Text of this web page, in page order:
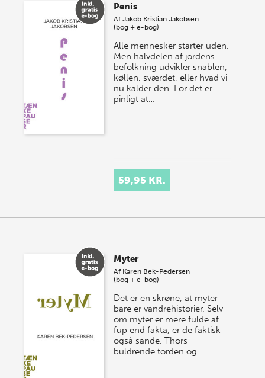
Penis
AfJakob Kristian Jakobsen
(bog + e-bog)
Alle mennesker starter uden.
Men halvdelen af jordens
befolkning udvikler snablen,
køllen, sværdet, eller hvad vi
nu kalder den. For det er
pinligt at…
59,95 KR.
Myter
Af Karen Bek-Pedersen
(bog + e-bog)
Det er en skrøne, at myter
bare er vandrehistorier. Selv
om myter er mere fulde af
fup end fakta, er de faktisk
også sande. Thors
buldrende torden og…